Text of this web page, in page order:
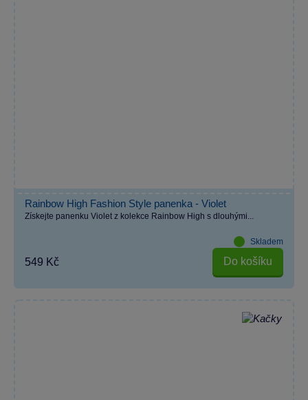
Rainbow High Fashion Style panenka - Violet
Získejte panenku Violet z kolekce Rainbow High s dlouhými...
Skladem
549 Kč Do košíku